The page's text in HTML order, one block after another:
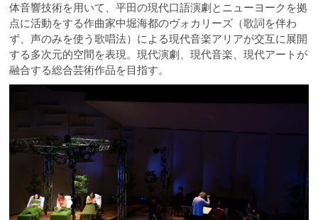
体音響技術を用いて、平田の現代口語演劇とニューヨークを拠
点に活動をする作曲家中堀海都のヴォカリーズ（歌詞を伴わ
ず、声のみを使う歌唱法）による現代音楽アリアが交互に展開
する多次元的空間を表現。現代演劇、現代音楽、現代アートが
融合する総合芸術作品を目指す。